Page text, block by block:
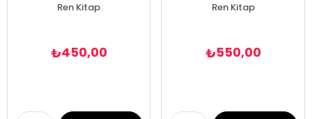
Ren Kitap
₺450,00
Ren Kitap
₺550,00